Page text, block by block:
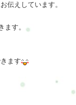
伝えしています。
ます。
ます